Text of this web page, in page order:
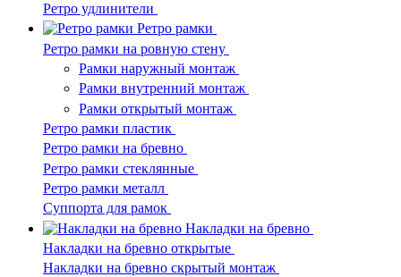
Ретро удлинители
Ретро рамки
Ретро рамки на ровную стену
Рамки наружный монтаж
Рамки внутренний монтаж
Рамки открытый монтаж
Ретро рамки пластик
Ретро рамки на бревно
Ретро рамки стеклянные
Ретро рамки металл
Суппорта для рамок
Накладки на бревно
Накладки на бревно открытые
Накладки на бревно скрытый монтаж